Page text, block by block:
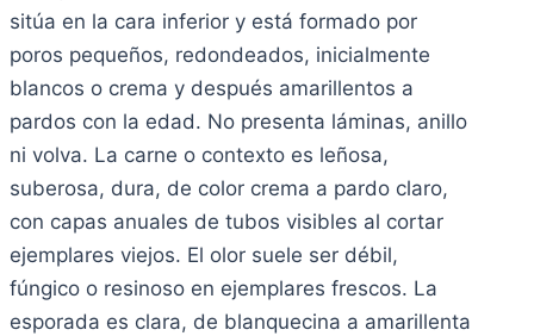
sitúa en la cara inferior y está formado por
poros pequeños, redondeados, inicialmente
blancos o crema y después amarillentos a
pardos con la edad. No presenta láminas, anillo
ni volva. La carne o contexto es leñosa,
suberosa, dura, de color crema a pardo claro,
con capas anuales de tubos visibles al cortar
ejemplares viejos. El olor suele ser débil,
fúngico o resinoso en ejemplares frescos. La
esporada es clara, de blanquecina a amarillenta